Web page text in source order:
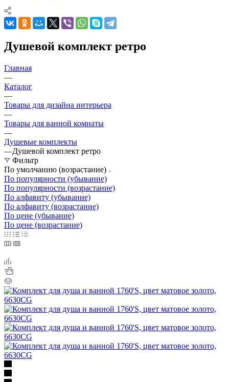
Душевой комплект ретро
Главная
—
Каталог
—
Товары для дизайна интерьера
—
Товары для ванной комнаты
—
Душевые комплекты
—Душевой комплект ретро
Фильтр
По умолчанию (возрастание)
По популярности (убывание)
По популярности (возрастание)
По алфавиту (убывание)
По алфавиту (возрастание)
По цене (убывание)
По цене (возрастание)